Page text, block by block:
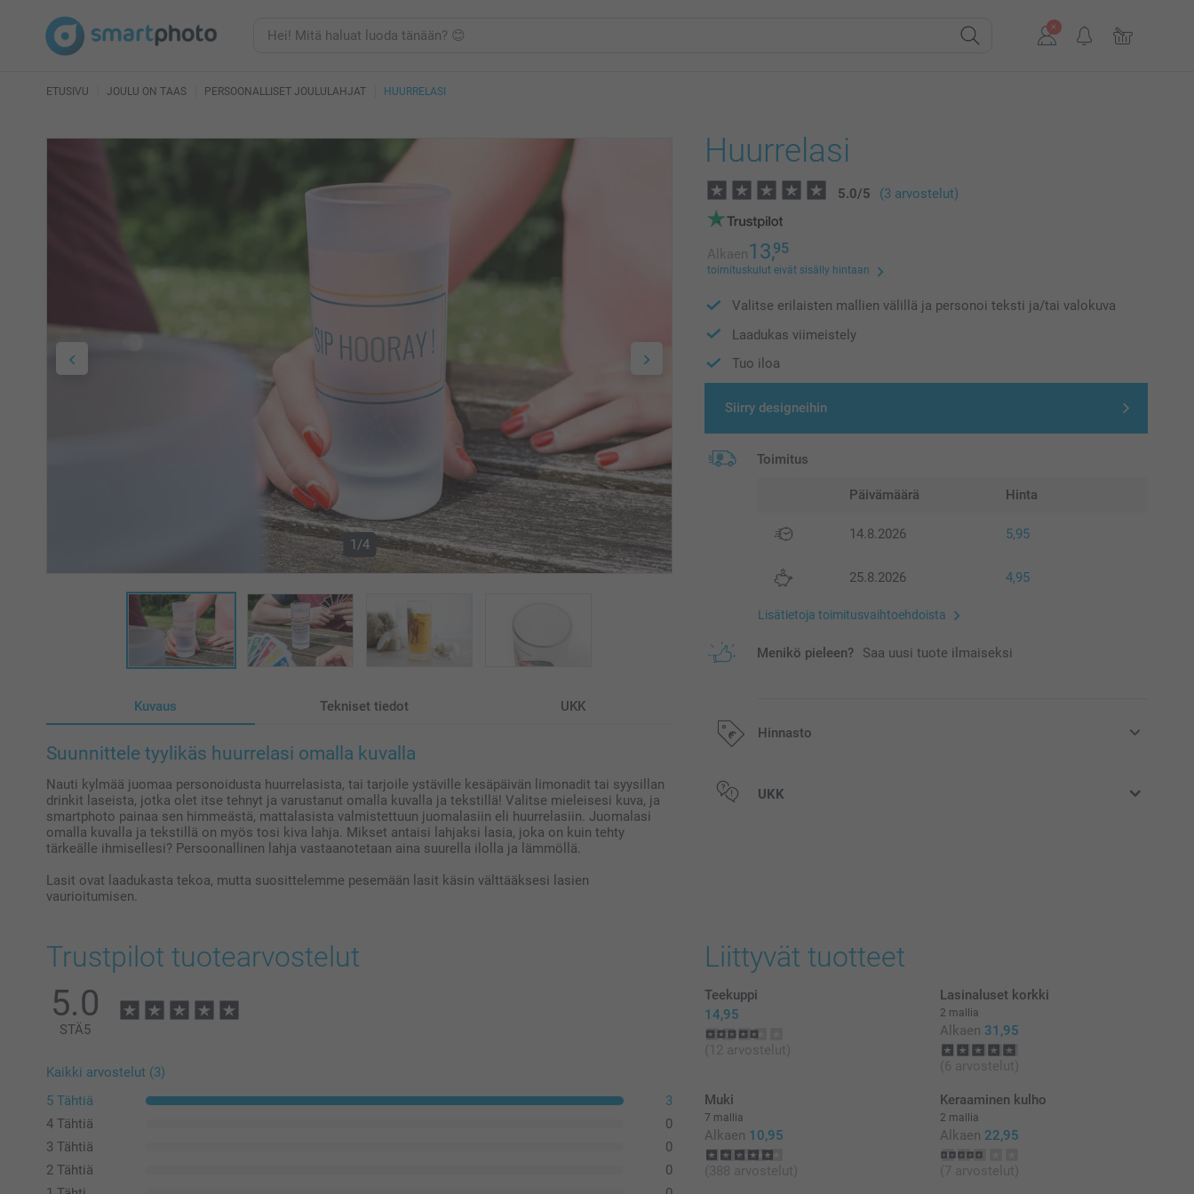
ETUSIVU JOULU ON TAAS PERSOONALLISET JOULULAHJAT HUURRELASI
1/4
Kuvaus Tekniset tiedot UKK
Suunnittele tyylikäs huurrelasi omalla kuvalla
Nauti kylmää juomaa personoidusta huurrelasista, tai tarjoile ystäville kesäpäivän limonadit tai syysillan
drinkit laseista, jotka olet itse tehnyt ja varustanut omalla kuvalla ja tekstillä! Valitse mieleisesi kuva, ja
smartphoto painaa sen himmeästä, mattalasista valmistettuun juomalasiin eli huurrelasiin. Juomalasi
omalla kuvalla ja tekstillä on myös tosi kiva lahja. Mikset antaisi lahjaksi lasia, joka on kuin tehty
tärkeälle ihmisellesi? Persoonallinen lahja vastaanotetaan aina suurella ilolla ja lämmöllä.
Lasit ovat laadukasta tekoa, mutta suosittelemme pesemään lasit käsin välttääksesi lasien
vaurioitumisen.
Huurrelasi
5.0/5 (3 arvostelut)
Alkaen13,95
toimituskulut eivät sisälly hintaan
Valitse erilaisten mallien välillä ja personoi teksti ja/tai valokuva
Laadukas viimeistely
Tuo iloa
Siirry designeihin
Toimitus
Päivämäärä Hinta
14.8.2026 5,95
25.8.2026 4,95
Lisätietoja toimitusvaihtoehdoista
Menikö pieleen? Saa uusi tuote ilmaiseksi
Hinnasto
Kaikki hinnat ovat euroina, sisältävät arvonlisäveron ja eivät sisällä
UKK
Trustpilot tuotearvostelut
5.0
STÄ5
Kaikki arvostelut (3)
5 Tähtiä
3
4 Tähtiä
0
3 Tähtiä
0
2 Tähtiä
0
Liittyvät tuotteet
Teekuppi
14,95
(12 arvostelut)
Lasinaluset korkki
2 mallia
Alkaen 31,95
(6 arvostelut)
Muki
7 mallia
Alkaen 10,95
(388 arvostelut)
Keraaminen kulho
2 mallia
Alkaen 22,95
(7 arvostelut)